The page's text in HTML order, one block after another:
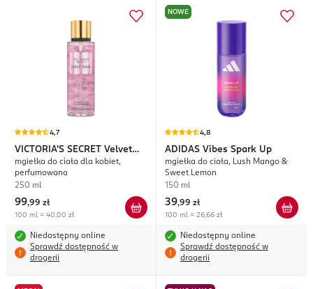
4,7
VICTORIA'S SECRET Velvet
Petals
mgiełka do ciała dla kobiet,
perfumowana
250 ml
99,99 zł
100 ml = 40,00 zł
Niedostępny online
Sprawdź dostępność w
drogerii
NOWE
4,8
ADIDAS Vibes Spark Up
mgiełka do ciała, Lush Mango &
Sweet Lemon
150 ml
39,99 zł
100 ml = 26,66 zł
Niedostępny online
Sprawdź dostępność w
drogerii